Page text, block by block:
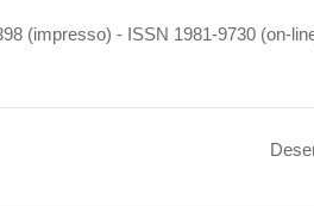
(impresso) - ISSN 1981-9730 (on-